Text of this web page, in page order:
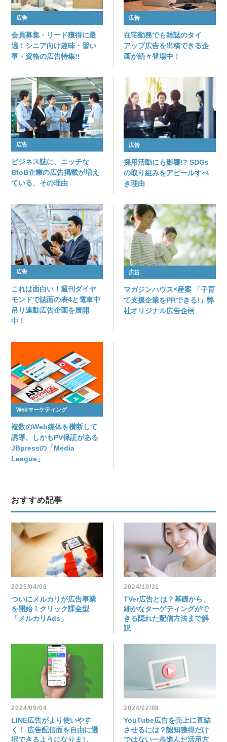
広告
会員募集・リード獲得に最
適！シニア向け趣味・習い
事・資格の広告特集!!
広告
在宅勤務でも雑誌のタイ
アップ広告を出稿できる企
画が続々登場中！
広告
ビジネス誌に、ニッチな
BtoB企業の広告掲載が増え
ている、その理由
広告
採用活動にも影響!? SDGs
の取り組みをアピールすべ
き理由
広告
これは面白い！週刊ダイヤ
モンドで誌面の表4と電車中
吊り連動広告企画を展開
中！
広告
マガジンハウス×産案 「子育
て支援企業をPRできる!」弊
社オリジナル広告企画
Webマーケティング
複数のWeb媒体を横断して
誘導、しかもPV保証がある
JBpressの「Media
League」
おすすめ記事
2025/04/08
ついにメルカリが広告事業
を開始！クリック課金型
「メルカリAds」
2024/10/31
TVer広告とは？基礎から、
細かなターゲティングがで
きる隠れた配信方法まで解
説
2024/09/04
LINE広告がより使いやす
く！ 広告配信面を自由に選
択できるようになりまし
2024/02/08
YouTube広告を売上に直結
させるには？認知獲得だけ
ではない一歩進んだ活用方